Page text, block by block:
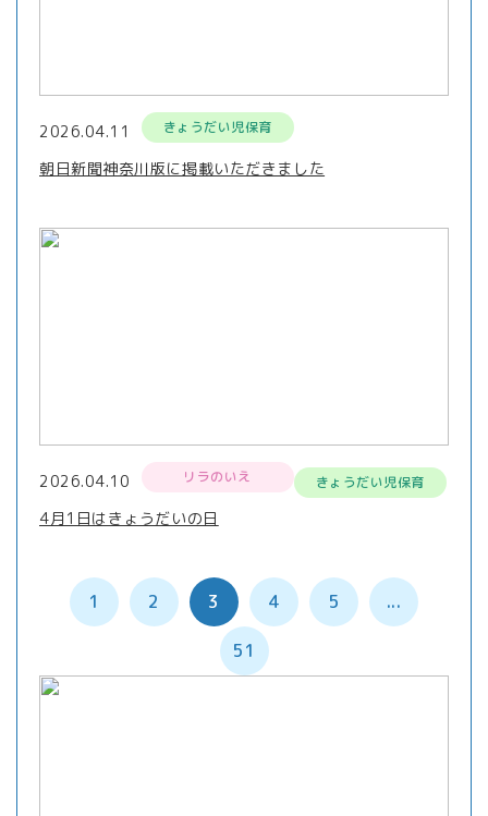
2026.04.11 きょうだい児保育
朝日新聞神奈川版に掲載いただきました
2026.04.10 リラのいえ きょうだい児保育
4月1日はきょうだいの日
1 2 3 4 5 ...
51